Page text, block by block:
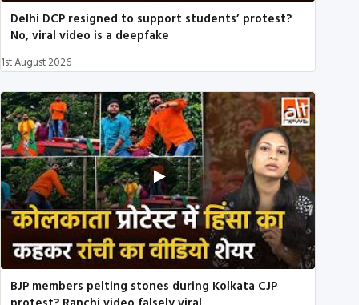
Delhi DCP resigned to support students’ protest?
No, viral video is a deepfake
1st August 2026
BJP members pelting stones during Kolkata CJP